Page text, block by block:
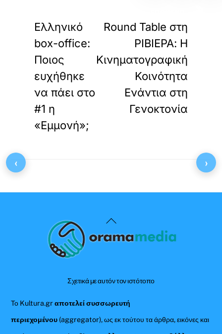
Ελληνικό
box-office:
Ποιος
ευχήθηκε
να πάει στο
#1 η
«Εμμονή»;
Round Table στη
ΡΙΒΙΕΡΑ: Η
Κινηματογραφική
Κοινότητα
Ενάντια στη
Γενοκτονία
Back
To
Σχετικά με αυτόν τον ιστότοπο
Το Kultura.grαποτελεί συσσωρευτή
περιεχομένου (aggregator), ως εκ τούτου τα άρθρα, εικόνες και
‹ ›